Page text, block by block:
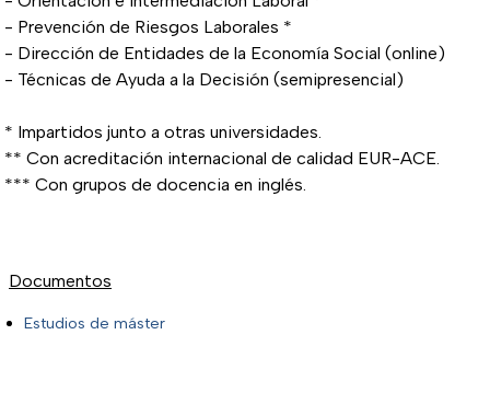
- Prevención de Riesgos Laborales *
- Dirección de Entidades de la Economía Social (online)
- Técnicas de Ayuda a la Decisión (semipresencial)
* Impartidos junto a otras universidades.
** Con acreditación internacional de calidad EUR-ACE.
*** Con grupos de docencia en inglés.
Documentos
Estudios de máster